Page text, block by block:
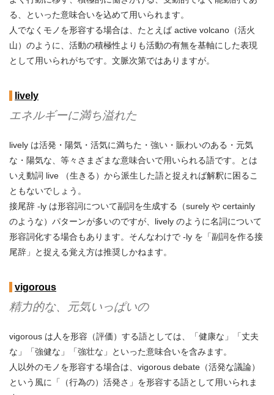
る、といった意味合いを込めて用いられます。
人でなくモノを形容する場合は、たとえば active volcano（活火
山）のように、活動の積極性よりも活動の有無を基軸にした表現
として用いられがちです。文脈次第ではありますが。
lively
エネルギーに満ち溢れた
lively は活発・陽気・活気に満ちた・強い・賑わいのある・元気
な・陽気な、等々さまざまな意味合いで用いられる語です。とは
いえ動詞 live （生きる）から派生した語と捉えれば解釈に困るこ
ともないでしょう。
接尾辞 -ly は形容詞について副詞を生成する（surely や certainly
のような）パターンが多いのですが、lively のように名詞について
形容詞化する場合もあります。そんなわけで -ly を「副詞を作る接
尾辞」と捉える覚え方は推奨しかねます。
vigorous
精力的な、元気いっぱいの
vigorous は人を形容（評価）する語としては、「健康な」「丈夫
な」「強健な」「強壮な」といった意味合いを含みます。
人以外のモノを形容する場合は、vigorous debate（活発な議論）
という風に「（行為の）活発さ」を形容する語として用いられま